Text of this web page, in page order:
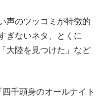
声のツッコミが特徴的
ぎないネタ、とくに
大陸を見つけた」など
千頭身のオールナイト